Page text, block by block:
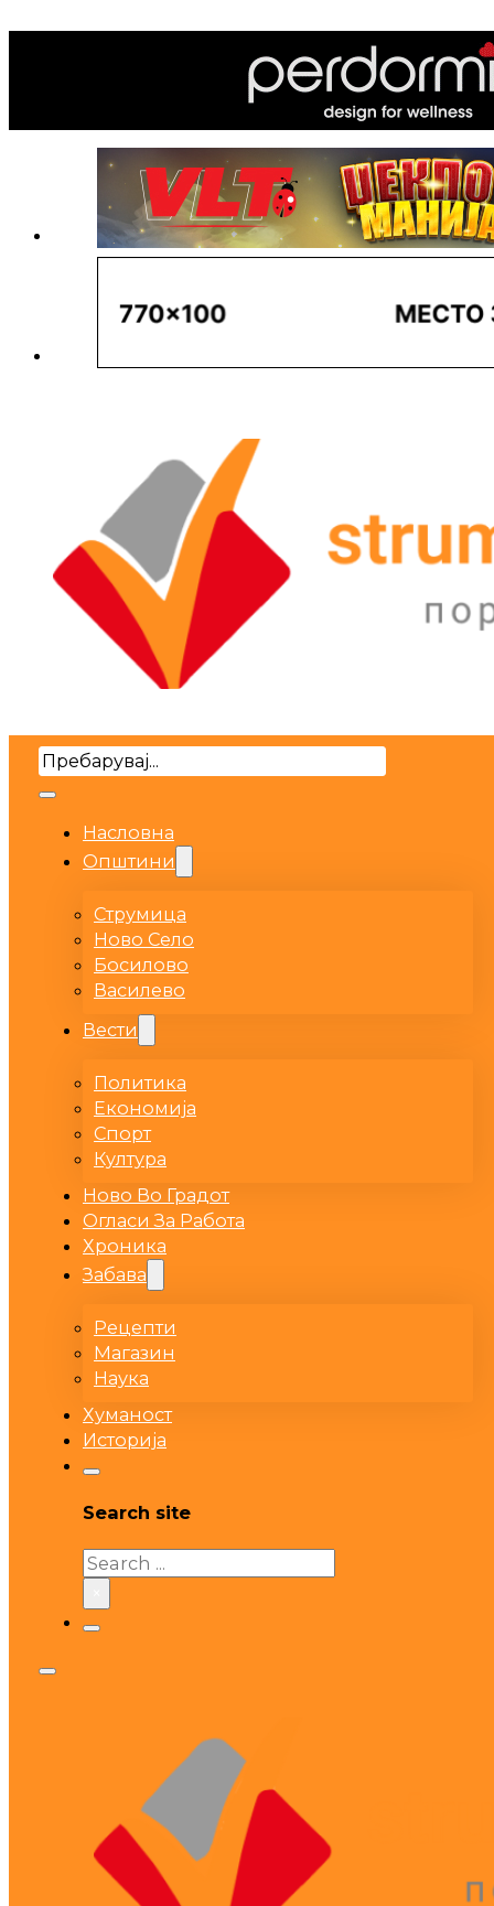
Search
Насловна
Општини
Струмица
Ново Село
Босилово
Василево
Вести
Политика
Економија
Спорт
Култура
Ново Во Градот
Огласи За Работа
Хроника
Забава
Рецепти
Магазин
Наука
Хуманост
Историја
Search site
Search